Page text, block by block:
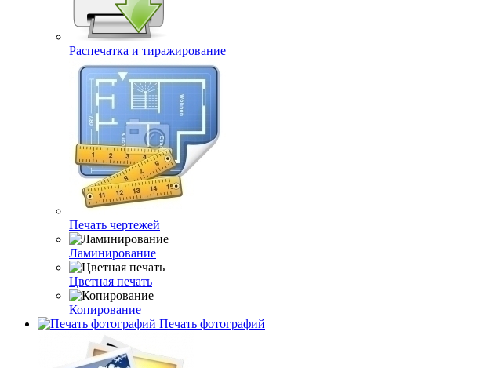
Распечатка и тиражирование
Печать чертежей
Ламинирование
Цветная печать
Копирование
Печать фотографий